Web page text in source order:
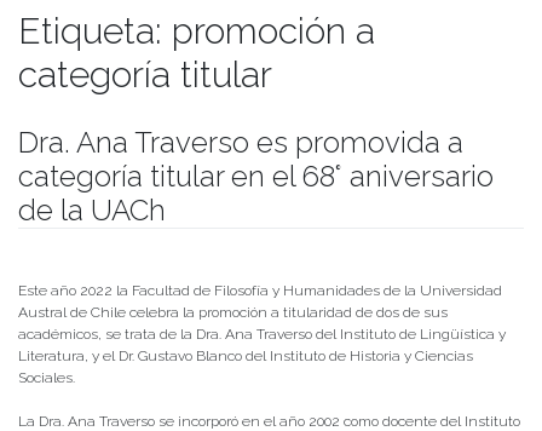
Etiqueta: promoción a
categoría titular
Dra. Ana Traverso es promovida a
categoría titular en el 68° aniversario
de la UACh
Este año 2022 la Facultad de Filosofía y Humanidades de la Universidad
Austral de Chile celebra la promoción a titularidad de dos de sus
académicos, se trata de la Dra. Ana Traverso del Instituto de Lingüística y
Literatura, y el Dr. Gustavo Blanco del Instituto de Historia y Ciencias
Sociales.
La Dra. Ana Traverso se incorporó en el año 2002 como docente del Instituto